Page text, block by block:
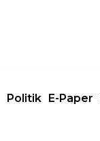
Politik E-Paper